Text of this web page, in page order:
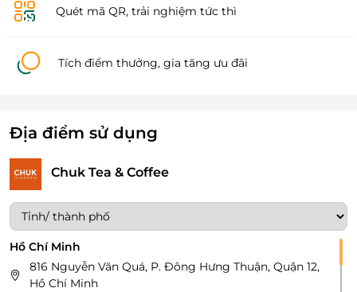
Quét mã QR, trải nghiệm tức thì
Tích điểm thưởng, gia tăng ưu đãi
Địa điểm sử dụng
Chuk Tea & Coffee
Hồ Chí Minh
816 Nguyễn Văn Quá, P. Đông Hưng Thuận, Quận 12,
Hồ Chí Minh